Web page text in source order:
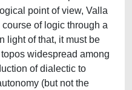
point of view, Valla
of logic through a
light of that, it must be
widespread among
of dialectic to
(but not the